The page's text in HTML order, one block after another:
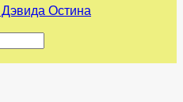
Остина